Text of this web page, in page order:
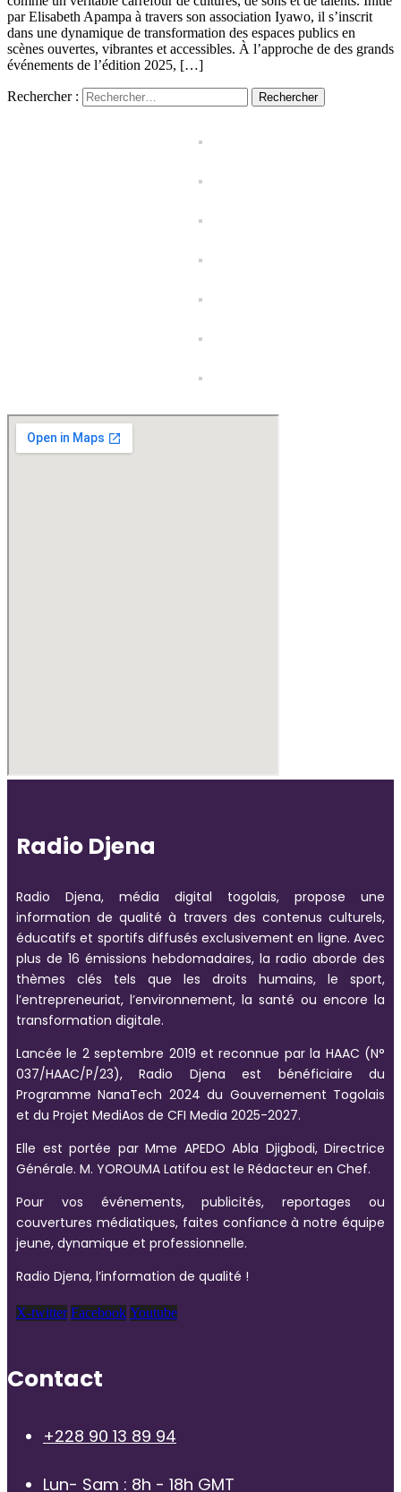
par Elisabeth Apampa à travers son association Iyawo, il s’inscrit
dans une dynamique de transformation des espaces publics en
scènes ouvertes, vibrantes et accessibles. À l’approche de des grands
événements de l’édition 2025, […]
Rechercher :
Radio Djena
Radio Djena, média digital togolais, propose une
information de qualité à travers des contenus culturels,
éducatifs et sportifs diffusés exclusivement en ligne. Avec
plus de 16 émissions hebdomadaires, la radio aborde des
thèmes clés tels que les droits humains, le sport,
l’entrepreneuriat, l’environnement, la santé ou encore la
transformation digitale.
Lancée le 2 septembre 2019 et reconnue par la HAAC (N°
037/HAAC/P/23), Radio Djena est bénéficiaire du
Programme NanaTech 2024 du Gouvernement Togolais
et du Projet MediAos de CFI Media 2025-2027.
Elle est portée par Mme APEDO Abla Djigbodi, Directrice
Générale. M. YOROUMA Latifou est le Rédacteur en Chef.
Pour vos événements, publicités, reportages ou
couvertures médiatiques, faites confiance à notre équipe
jeune, dynamique et professionnelle.
Radio Djena, l’information de qualité !
X-twitter Facebook Youtube
Contact
+228 90 13 89 94
Lun- Sam : 8h - 18h GMT